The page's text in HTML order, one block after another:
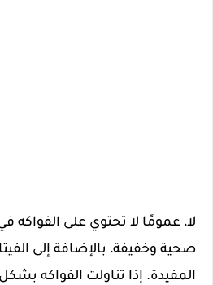
لا، عمومًا لا تحتوي على الفواكه
صحية وخفيفة، بالإضافة إلى
المفيدة. إذا تناولت الفواكه